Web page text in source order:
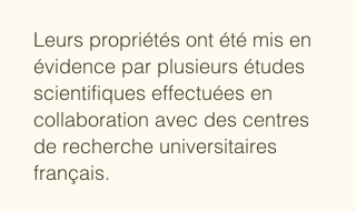
Leurs propriétés ont été mis en
évidence par plusieurs études
scientifiques effectuées en
collaboration avec des centres
de recherche universitaires
français.